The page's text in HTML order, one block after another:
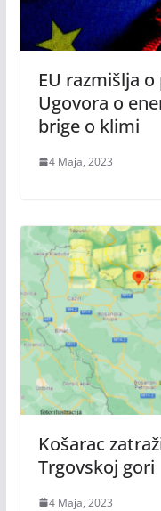
EU razmišlja
Ugovora o
brige o klimi
4 Maja, 2023
Košarac
Trgovskoj gori
4 Maja, 2023